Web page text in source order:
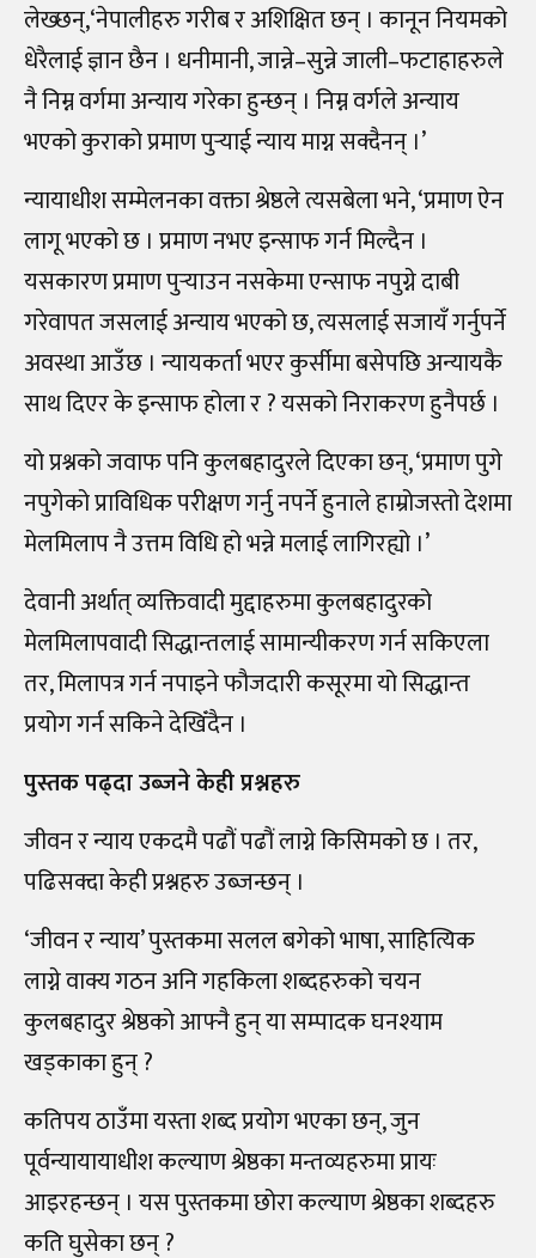
लेख्छन्,‘नेपालीहरु गरीब र अशिक्षित छन् । कानून नियमको
धेरैलाई ज्ञान छैन । धनीमानी, जान्ने–सुन्ने जाली–फटाहाहरुले
नै निम्न वर्गमा अन्याय गरेका हुन्छन् । निम्न वर्गले अन्याय
भएको कुराको प्रमाण पुर्‍याई न्याय माग्न सक्दैनन् ।’
न्यायाधीश सम्मेलनका वक्ता श्रेष्ठले त्यसबेला भने, ‘प्रमाण ऐन
लागू भएको छ । प्रमाण नभए इन्साफ गर्न मिल्दैन ।
यसकारण प्रमाण पुर्‍याउन नसकेमा एन्साफ नपुग्ने दाबी
गरेवापत जसलाई अन्याय भएको छ, त्यसलाई सजायँ गर्नुपर्ने
अवस्था आउँछ । न्यायकर्ता भएर कुर्सीमा बसेपछि अन्यायकै
साथ दिएर के इन्साफ होला र ? यसको निराकरण हुनैपर्छ ।
यो प्रश्नको जवाफ पनि कुलबहादुरले दिएका छन्, ‘प्रमाण पुगे
नपुगेको प्राविधिक परीक्षण गर्नु नपर्ने हुनाले हाम्रोजस्तो देशमा
मेलमिलाप नै उत्तम विधि हो भन्ने मलाई लागिरह्यो ।’
देवानी अर्थात् व्यक्तिवादी मुद्दाहरुमा कुलबहादुरको
मेलमिलापवादी सिद्धान्तलाई सामान्यीकरण गर्न सकिएला
तर, मिलापत्र गर्न नपाइने फौजदारी कसूरमा यो सिद्धान्त
प्रयोग गर्न सकिने देखिँदैन ।
पुस्तक पढ्दा उब्जने केही प्रश्नहरु
जीवन र न्याय एकदमै पढौं पढौं लाग्ने किसिमको छ । तर,
पढिसक्दा केही प्रश्नहरु उब्जन्छन् ।
‘जीवन र न्याय’ पुस्तकमा सलल बगेको भाषा, साहित्यिक
लाग्ने वाक्य गठन अनि गहकिला शब्दहरुको चयन
कुलबहादुर श्रेष्ठको आफ्नै हुन् या सम्पादक घनश्याम
खड्काका हुन् ?
कतिपय ठाउँमा यस्ता शब्द प्रयोग भएका छन्, जुन
पूर्वन्यायायाधीश कल्याण श्रेष्ठका मन्तव्यहरुमा प्रायः
आइरहन्छन् । यस पुस्तकमा छोरा कल्याण श्रेष्ठका शब्दहरु
कति घुसेका छन् ?